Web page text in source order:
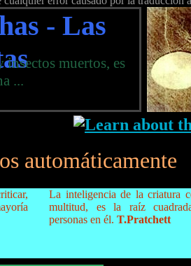
- Las
muertos, es
...
automáticamente
La inteligencia de la criatura
multitud, es la raíz
personas en él. T.Pratchett